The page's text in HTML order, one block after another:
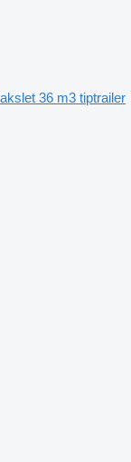
36 m3 tiptrailer